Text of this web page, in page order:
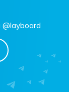
@layboard